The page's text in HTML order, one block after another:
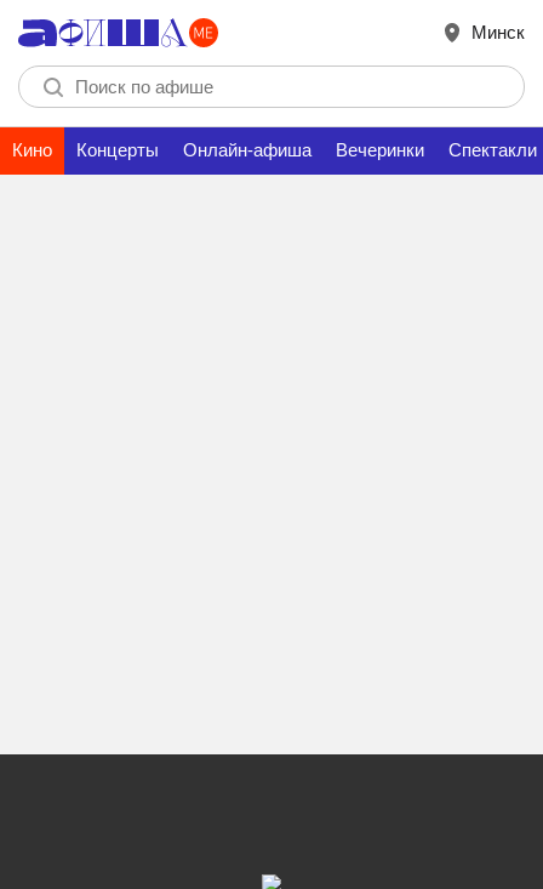
Минск
Кино Концерты Онлайн-афиша Вечеринки Спектакли